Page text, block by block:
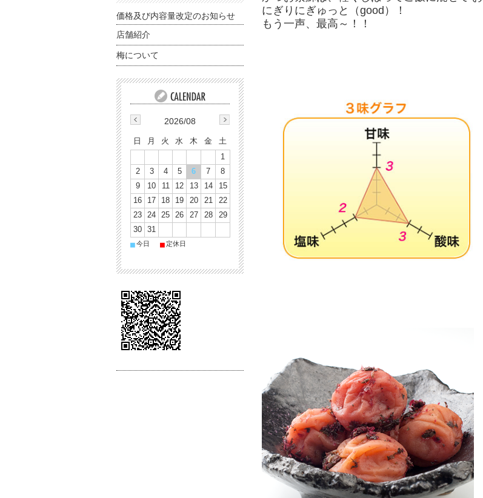
にぎりにぎゅっと（good）！
もう一声、最高～！！
価格及び内容量改定のお知らせ
店舗紹介
梅について
2026/08
日 月 火 水 木 金
土
1
2
3 4 5 6 7
8
9
10 11 12 13 14
15
16
17 18 19 20 21
22
23
24 25 26 27 28
29
30
31
■今日 ■ 定休日